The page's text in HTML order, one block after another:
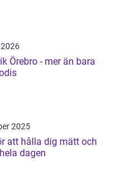
Örebro - mer än bara
2025
att hålla dig mätt och
dagen